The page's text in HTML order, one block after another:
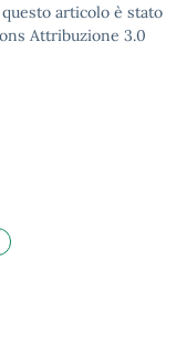
articolo è stato
Attribuzione 3.0